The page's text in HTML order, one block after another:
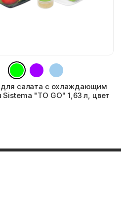
для салата с охлаждающим
"TO GO" 1,63 л, цвет